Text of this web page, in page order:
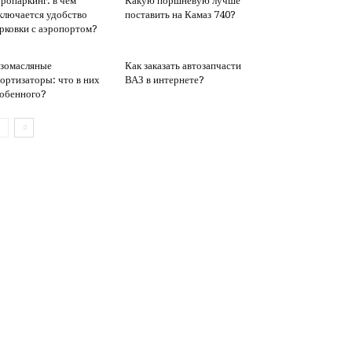
удобство
с аэропортом?
поставить на Камаз 740?
что в них
Как заказать автозапчасти
ВАЗ в интернете?